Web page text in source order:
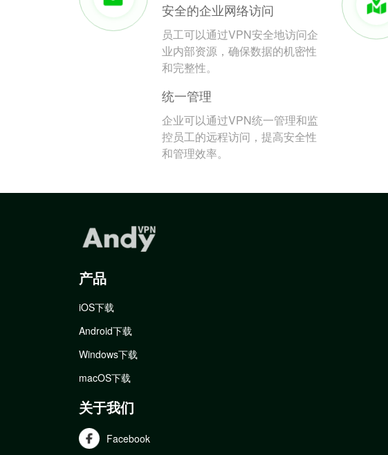
安全的企业网络访问
员工可以通过VPN安全地访问企
业内部资源，确保数据的机密性
和完整性。
统一管理
企业可以通过VPN统一管理和监
控员工的远程访问，提高安全性
和管理效率。
产品
iOS下载
Android下载
Windows下载
macOS下载
关于我们
Facebook